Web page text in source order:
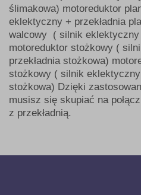
ślimakowa) motoreduktor
eklektyczny + przekładnia
walcowy ( silnik eklektyczny
motoreduktor stożkowy (
przekładnia stożkowa)
stożkowy ( silnik eklektyczny
stożkowa) Dzięki
musisz się skupiać na
z przekładnią.